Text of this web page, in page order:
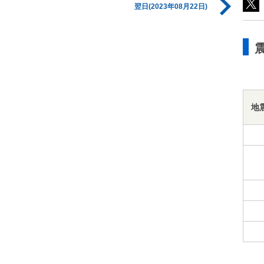
翌日(2023年08月22日)
地